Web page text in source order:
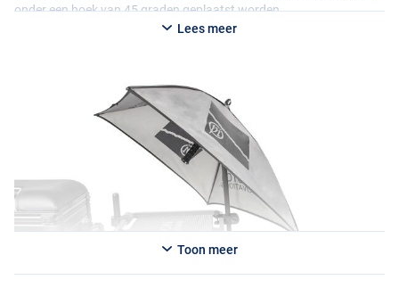
onder een hoek van 45 graden geplaatst worden.
Lees meer
Toon meer